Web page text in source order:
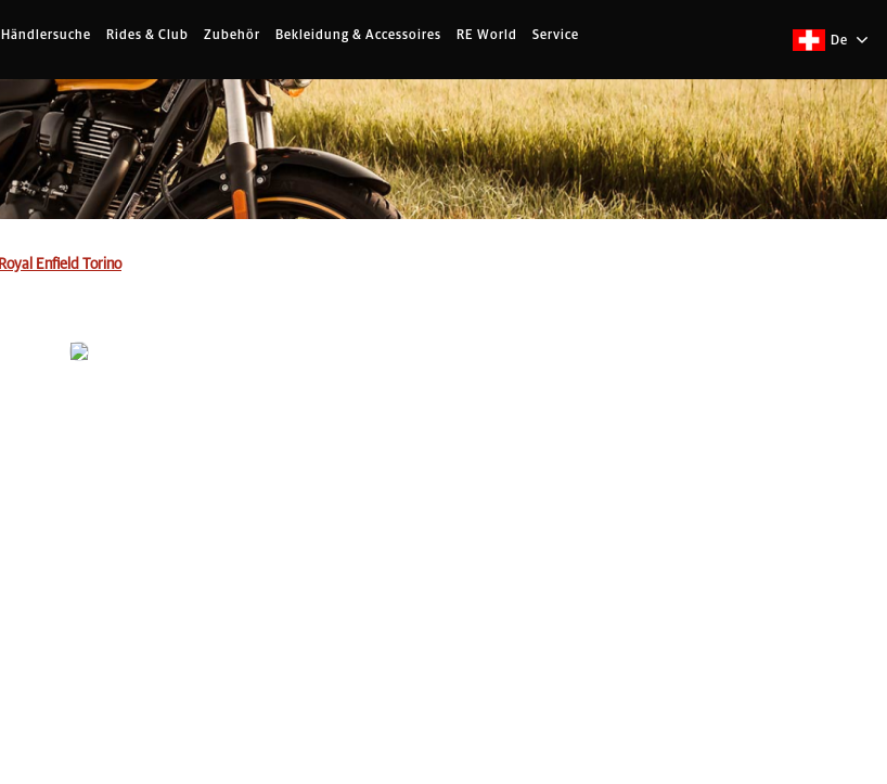
Händlersuche Rides & Club Zubehör Bekleidung & Accessoires RE World Service De
Royal Enfield Torino